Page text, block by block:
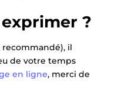
?
recommandé), il
de votre temps
en ligne, merci de